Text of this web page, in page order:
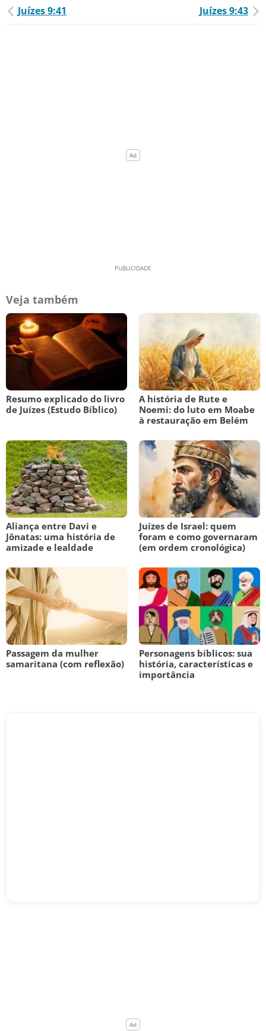
Juízes 9:41 Juízes 9:43
Veja também
Resumo explicado do livro
de Juízes (Estudo Bíblico)
A história de Rute e
Noemi: do luto em Moabe
à restauração em Belém
Aliança entre Davi e
Jônatas: uma história de
amizade e lealdade
Juízes de Israel: quem
foram e como governaram
(em ordem cronológica)
Passagem da mulher
samaritana (com reflexão)
Personagens bíblicos: sua
história, características e
importância